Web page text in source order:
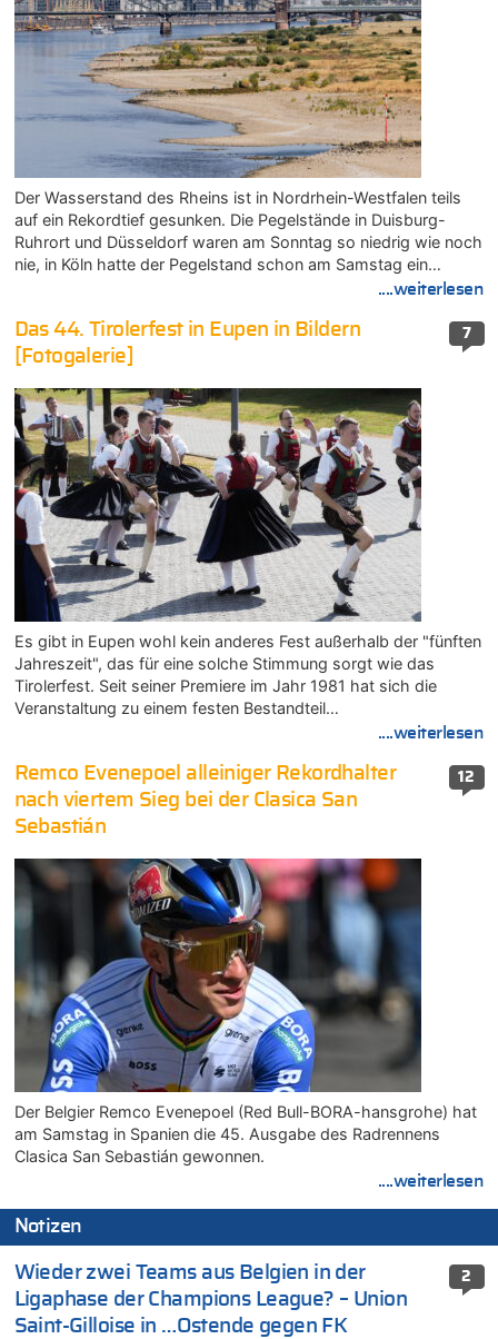
Der Wasserstand des Rheins ist in Nordrhein-Westfalen teils
auf ein Rekordtief gesunken. Die Pegelstände in Duisburg-
Ruhrort und Düsseldorf waren am Sonntag so niedrig wie noch
nie, in Köln hatte der Pegelstand schon am Samstag ein…
....weiterlesen
7
Das 44. Tirolerfest in Eupen in Bildern
[Fotogalerie]
Es gibt in Eupen wohl kein anderes Fest außerhalb der "fünften
Jahreszeit", das für eine solche Stimmung sorgt wie das
Tirolerfest. Seit seiner Premiere im Jahr 1981 hat sich die
Veranstaltung zu einem festen Bestandteil…
....weiterlesen
12
Remco Evenepoel alleiniger Rekordhalter
nach viertem Sieg bei der Clasica San
Sebastián
Der Belgier Remco Evenepoel (Red Bull-BORA-hansgrohe) hat
am Samstag in Spanien die 45. Ausgabe des Radrennens
Clasica San Sebastián gewonnen.
....weiterlesen
Notizen
2
Wieder zwei Teams aus Belgien in der
Ligaphase der Champions League? – Union
Saint-Gilloise in …Ostende gegen FK